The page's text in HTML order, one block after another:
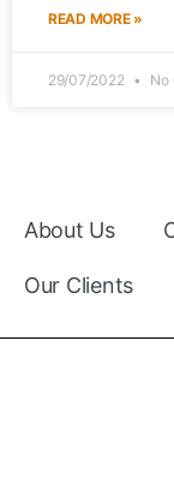
READ MORE »
29/07/2022 No
About Us
Our Clients